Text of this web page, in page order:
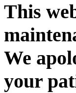
This
We
your